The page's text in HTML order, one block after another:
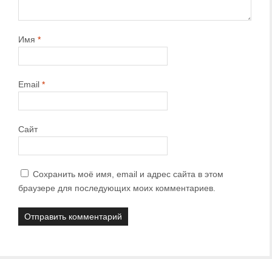
Имя *
Email *
Сайт
Сохранить моё имя, email и адрес сайта в этом
браузере для последующих моих комментариев.